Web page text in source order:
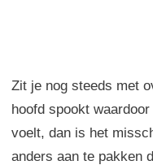
Zit je nog steeds met
hoofd spookt
voelt, dan is het
anders aan te pakken